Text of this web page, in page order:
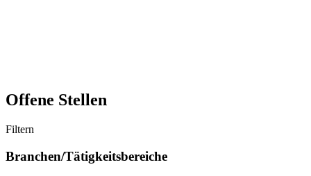
Offene Stellen
Filtern
Branchen/Tätigkeitsbereiche